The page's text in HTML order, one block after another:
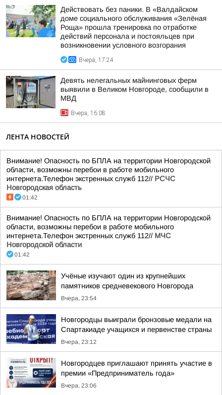
Действовать без паники. В «Валдайском
доме социального обслуживания «Зелёная
Роща» прошла тренировка по отработке
действий персонала и постояльцев при
возникновении условного возгорания
Вчера, 17:24
Девять нелегальных майнинговых ферм
выявили в Великом Новгороде, сообщили в
МВД
Вчера, 16:08
ЛЕНТА НОВОСТЕЙ
Внимание! Опасность по БПЛА на территории Новгородской
области, возможны перебои в работе мобильного
интернета.Телефон экстренных служб 112// РСЧС
Новгородская область
01:42
Внимание! Опасность по БПЛА на территории Новгородской
области, возможны перебои в работе мобильного
интернета.Телефон экстренных служб 112// МЧС
Новгородской области
01:42
Учёные изучают один из крупнейших
памятников средневекового Новгорода
Вчера, 23:54
Новгородцы выиграли бронзовые медали на
Спартакиаде учащихся и первенстве страны
Вчера, 23:12
Новгородцев приглашают принять участие в
премии «Предприниматель года»
Вчера, 23:06